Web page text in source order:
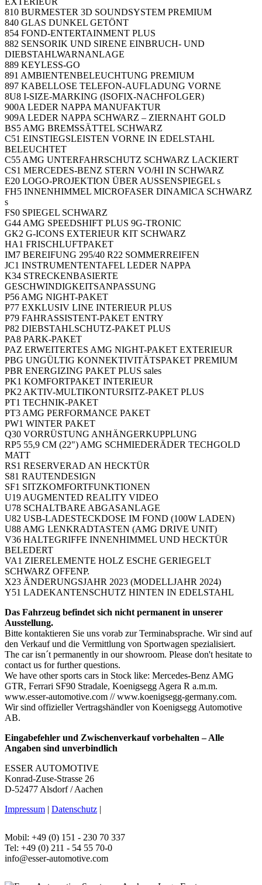
810 BURMESTER 3D SOUNDSYSTEM PREMIUM
840 GLAS DUNKEL GETÖNT
854 FOND-ENTERTAINMENT PLUS
882 SENSORIK UND SIRENE EINBRUCH- UND
DIEBSTAHLWARNANLAGE
889 KEYLESS-GO
891 AMBIENTENBELEUCHTUNG PREMIUM
897 KABELLOSE TELEFON-AUFLADUNG VORNE
8U8 I-SIZE-MARKING (ISOFIX-NACHFOLGER)
900A LEDER NAPPA MANUFAKTUR
909A LEDER NAPPA SCHWARZ – ZIERNAHT GOLD
BS5 AMG BREMSSÄTTEL SCHWARZ
C51 EINSTIEGSLEISTEN VORNE IN EDELSTAHL
BELEUCHTET
C55 AMG UNTERFAHRSCHUTZ SCHWARZ LACKIERT
CS1 MERCEDES-BENZ STERN VO/HI IN SCHWARZ
E20 LOGO-PROJEKTION ÜBER AUSSENSPIEGEL s
FH5 INNENHIMMEL MICROFASER DINAMICA SCHWARZ
s
FS0 SPIEGEL SCHWARZ
G44 AMG SPEEDSHIFT PLUS 9G-TRONIC
GK2 G-ICONS EXTERIEUR KIT SCHWARZ
HA1 FRISCHLUFTPAKET
IM7 BEREIFUNG 295/40 R22 SOMMERREIFEN
JC1 INSTRUMENTENTAFEL LEDER NAPPA
K34 STRECKENBASIERTE
GESCHWINDIGKEITSANPASSUNG
P56 AMG NIGHT-PAKET
P77 EXKLUSIV LINE INTERIEUR PLUS
P79 FAHRASSISTENT-PAKET ENTRY
P82 DIEBSTAHLSCHUTZ-PAKET PLUS
PA8 PARK-PAKET
PAZ ERWEITERTES AMG NIGHT-PAKET EXTERIEUR
PBG UNGÜLTIG KONNEKTIVITÄTSPAKET PREMIUM
PBR ENERGIZING PAKET PLUS sales
PK1 KOMFORTPAKET INTERIEUR
PK2 AKTIV-MULTIKONTURSITZ-PAKET PLUS
PT1 TECHNIK-PAKET
PT3 AMG PERFORMANCE PAKET
PW1 WINTER PAKET
Q30 VORRÜSTUNG ANHÄNGERKUPPLUNG
RP5 55,9 CM (22") AMG SCHMIEDERÄDER TECHGOLD
MATT
RS1 RESERVERAD AN HECKTÜR
S81 RAUTENDESIGN
SF1 SITZKOMFORTFUNKTIONEN
U19 AUGMENTED REALITY VIDEO
U78 SCHALTBARE ABGASANLAGE
U82 USB-LADESTECKDOSE IM FOND (100W LADEN)
U88 AMG LENKRADTASTEN (AMG DRIVE UNIT)
V36 HALTEGRIFFE INNENHIMMEL UND HECKTÜR
BELEDERT
VA1 ZIERELEMENTE HOLZ ESCHE GERIEGELT
SCHWARZ OFFENP.
X23 ÄNDERUNGSJAHR 2023 (MODELLJAHR 2024)
Y51 LADEKANTENSCHUTZ HINTEN IN EDELSTAHL
Das Fahrzeug befindet sich nicht permanent in unserer
Ausstellung.
Bitte kontaktieren Sie uns vorab zur Terminabsprache. Wir sind auf
den Verkauf und die Vermittlung von Sportwagen spezialisiert.
The car isn´t permanently in our showroom. Please don't hesitate to
contact us for further questions.
We have other sports cars in Stock like: Mercedes-Benz AMG
GTR, Ferrari SF90 Stradale, Koenigsegg Agera R a.m.m.
www.esser-automotive.com // www.koenigsegg-germany.com.
Wir sind offizieller Vertragshändler von Koenigsegg Automotive
AB.
Eingabefehler und Zwischenverkauf vorbehalten – Alle
Angaben sind unverbindlich
ESSER AUTOMOTIVE
Konrad-Zuse-Strasse 26
D-52477 Alsdorf / Aachen
Impressum | Datenschutz |
Mobil: +49 (0) 151 - 230 70 337
Tel: +49 (0) 211 - 54 55 70-0
info@esser-automotive.com